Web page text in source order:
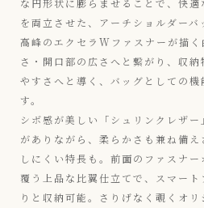
を両立させた、アーチショルダー
高峰のエクセラWファスナーが描
さ・開口部の広さへと繋がり、収
やすさへと導く、バッグとしての機
す。
シボ感が美しい「シュリンクレザ
がありながら、柔らかさも兼ね備
しにくい特長も。前面のファスナ
覆う上品な比翼仕立てで、スマー
りと収納可能。さりげなく覗くオ